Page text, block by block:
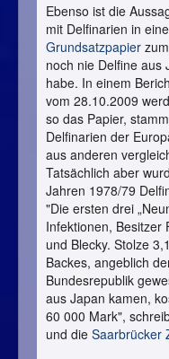
Ebenso ist die
mit Delfinarien in
Grundsatzpapier
noch nie Delfine aus
habe. In einem
vom 28.10.2009
so das Papier,
Delfinarien der
aus anderen
Tatsächlich aber
Jahren 1978/79
"Die ersten drei
Infektionen, Besitzer
und Blecky. Stolze
Backes, angeblich
Bundesrepublik
aus Japan kamen,
60 000 Mark",
und die Saarbrücker